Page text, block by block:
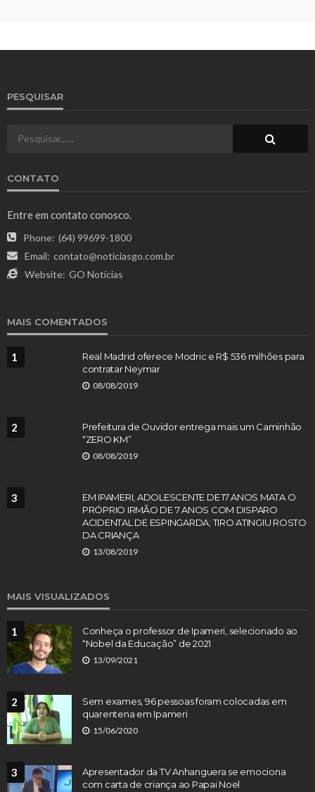
PESQUISAR
CONTATO
Entre em contato conosco.
Phone: (64) 99699-1800
Email: contato@noticiasgo.com.br
Website: GO Notícias
MAIS COMENTADOS
1
Real Madrid oferece Modric e R$ 536 milhões para
contratar Neymar
08/08/2019
2
Prefeitura de Ouvidor entrega mais um Caminhão
“ZERO KM”
08/08/2019
3
EM IPAMERI, ADOLESCENTE DE 17 ANOS MATA O
PRÓPRIO IRMÃO DE 7 ANOS COM DISPARO
ACIDENTAL DE ESPINGARDA; TIRO ATINGIU ROSTO
DA CRIANÇA
13/08/2019
MAIS VISUALIZADOS
1
Conheça o professor de Ipameri, selecionado ao
“Nobel da Educação” de 2021
13/09/2021
2
Sem exames, 96 pessoas foram colocadas em
quarentena em Ipameri
15/06/2020
3
Apresentador da TV Anhanguera se emociona
com carta de criança ao Papai Noel